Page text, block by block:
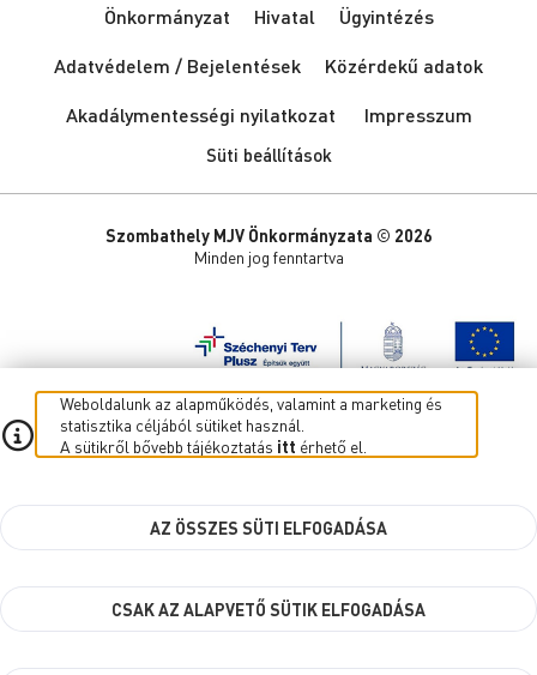
Önkormányzat Hivatal
Ügyintézés
Adatvédelem / Bejelentések
Közérdekű adatok
Akadálymentességi nyilatkozat
Impresszum
Süti beállítások
Szombathely MJV Önkormányzata © 2026
Minden jog fenntartva
Weboldalunk az alapműködés, valamint a marketing és
statisztika céljából sütiket használ.
A sütikről bővebb tájékoztatás itt érhető el.
AZ ÖSSZES SÜTI ELFOGADÁSA
CSAK AZ ALAPVETŐ SÜTIK ELFOGADÁSA